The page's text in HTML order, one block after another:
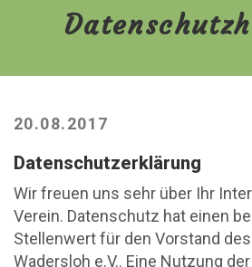
Hauptseite
20.08.2017
Datenschutzerklärung
Wir freuen uns sehr über Ihr
Verein. Datenschutz hat einen
Stellenwert für den Vorstand
Wadersloh e.V.. Eine Nutzung